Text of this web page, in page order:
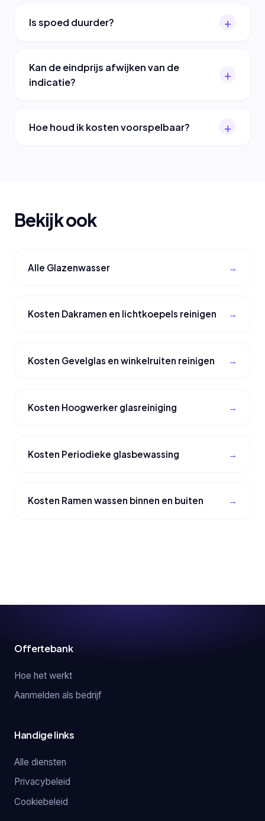
Is spoed duurder?
Kan de eindprijs afwijken van de
indicatie?
Hoe houd ik kosten voorspelbaar?
Bekijk ook
Alle Glazenwasser
Kosten Dakramen en lichtkoepels reinigen
Kosten Gevelglas en winkelruiten reinigen
Kosten Hoogwerker glasreiniging
Kosten Periodieke glasbewassing
Kosten Ramen wassen binnen en buiten
Offertebank
Hoe het werkt
Aanmelden als bedrijf
Handige links
Alle diensten
Privacybeleid
Cookiebeleid